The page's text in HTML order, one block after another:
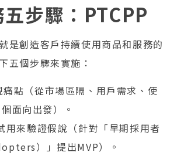
步驟：PTCPP
是創造客戶持續使用商品和服務的
五個步驟來實施：
點（從市場區隔、用戶需求、使
面向出發）。
用來驗證假說（針對「早期採用者
）」提出MVP）。